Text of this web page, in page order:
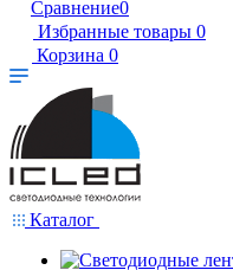
Сравнение0
Избранные товары 0
Корзина 0
Каталог